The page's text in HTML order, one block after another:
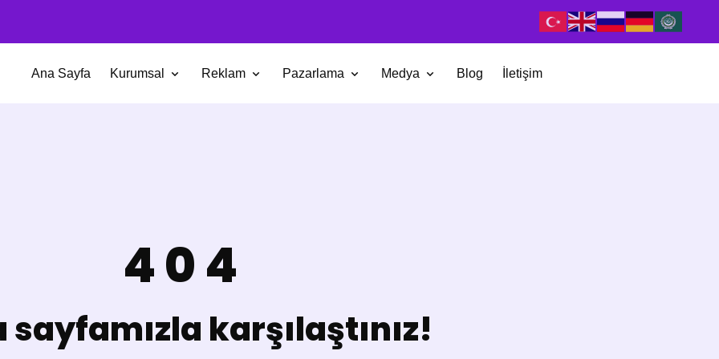
Ana Sayfa Kurumsal Reklam Pazarlama Medya Blog İletişim
404
sayfamızla karşılaştınız!